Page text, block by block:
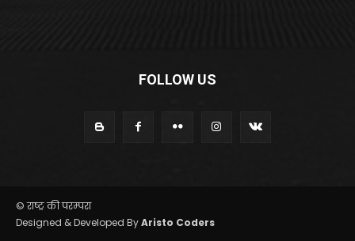
FOLLOW US
© राष्ट्र की परम्परा
Designed & Developed ByAristo Coders